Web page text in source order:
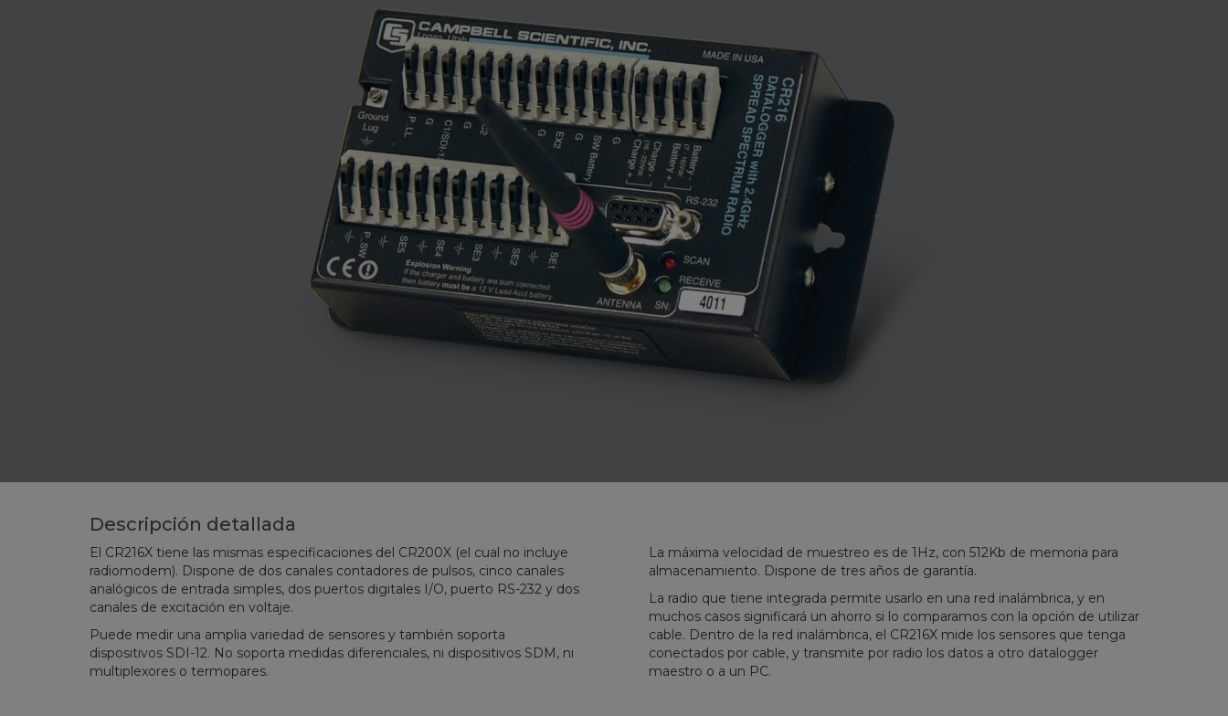
Descripción detallada
El CR216X tiene las mismas especificaciones del CR200X (el cual no incluye
radiomodem). Dispone de dos canales contadores de pulsos, cinco canales
analógicos de entrada simples, dos puertos digitales I/O, puerto RS-232 y dos
canales de excitación en voltaje.
Puede medir una amplia variedad de sensores y también soporta
dispositivos SDI-12. No soporta medidas diferenciales, ni dispositivos SDM, ni
multiplexores o termopares.
La máxima velocidad de muestreo es de 1Hz, con 512Kb de memoria para
almacenamiento. Dispone de tres años de garantía.
La radio que tiene integrada permite usarlo en una red inalámbrica, y en
muchos casos significará un ahorro si lo comparamos con la opción de utilizar
cable. Dentro de la red inalámbrica, el CR216X mide los sensores que tenga
conectados por cable, y transmite por radio los datos a otro datalogger
maestro o a un PC.